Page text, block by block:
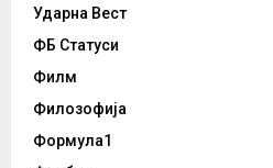
Ударна Вест
ФБ Статуси
Филм
Филозофија
Формула1